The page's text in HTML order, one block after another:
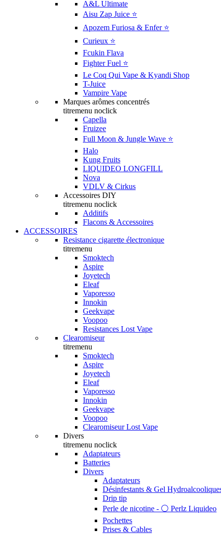
A&L Ultimate
Aisu Zap Juice ⭐️
Apozem Furiosa & Enfer ⭐️
Curieux ⭐️
Fcukin Flava
Fighter Fuel ⭐️
Le Coq Qui Vape & Kyandi Shop
T-Juice
Vampire Vape
Marques arômes concentrés
titremenu noclick
Capella
Fruizee
Full Moon & Jungle Wave ⭐️
Halo
Kung Fruits
LIQUIDEO LONGFILL
Nova
VDLV & Cirkus
Accessoires DIY
titremenu noclick
Additifs
Flacons & Accessoires
ACCESSOIRES
Resistance cigarette électronique
titremenu
Smoktech
Aspire
Joyetech
Eleaf
Vaporesso
Innokin
Geekvape
Voopoo
Resistances Lost Vape
Clearomiseur
titremenu
Smoktech
Aspire
Joyetech
Eleaf
Vaporesso
Innokin
Geekvape
Voopoo
Clearomiseur Lost Vape
Divers
titremenu noclick
Adaptateurs
Batteries
Divers
Adaptateurs
Désinfestants & Gel
Drip tip
Perle de nicotine - ⚪️ Perlz Liquideo
Pochettes
Prises & Cables